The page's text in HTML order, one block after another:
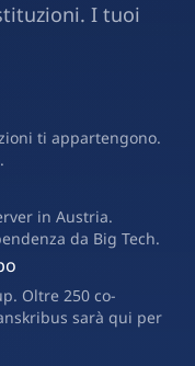
I tuoi
ti appartengono.
in Austria.
da Big Tech.
Oltre 250 co-
sarà qui per